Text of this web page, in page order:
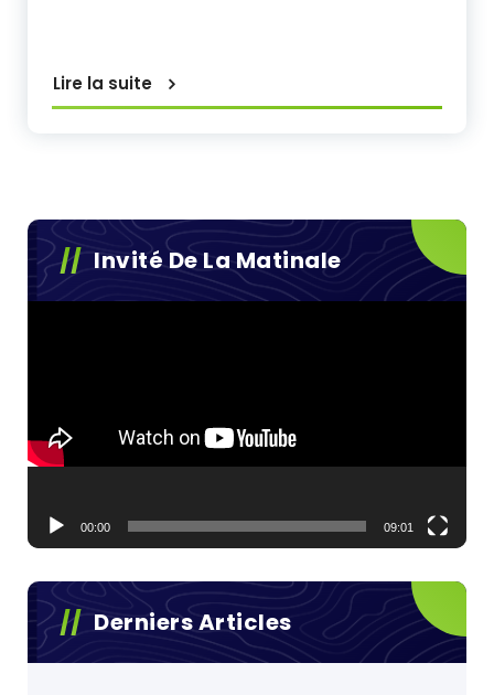
Lire la suite
Invité De La Matinale
00:00 09:01
Derniers Articles